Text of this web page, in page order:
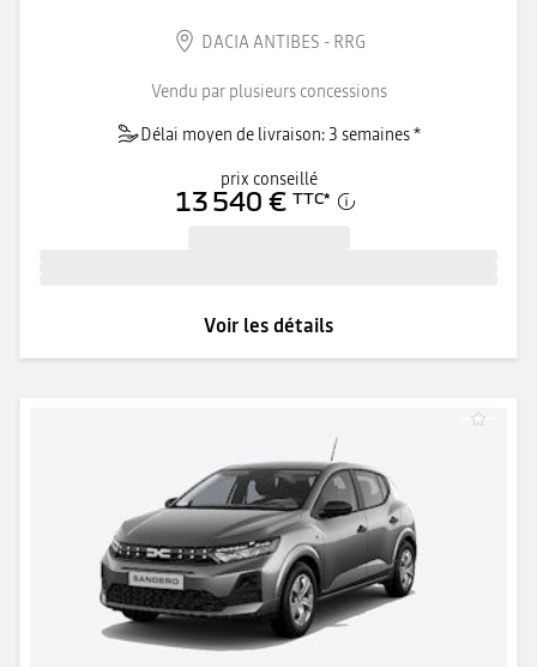
DACIA ANTIBES - RRG
Vendu par plusieurs concessions
Délai moyen de livraison: 3 semaines *
prix conseillé
13 540 € TTC*
Voir les détails